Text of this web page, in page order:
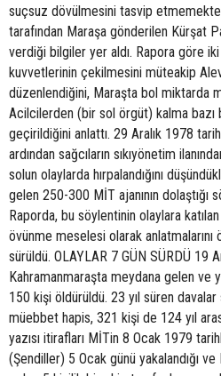
suçsuz dövülmesini tasvip
tarafından Maraşa gönderilen Kürşat
verdiği bilgiler yer aldı. Rapora göre
kuvvetlerinin çekilmesini müteakip
düzenlendiğini, Maraşta bol miktarda
Acilcilerden (bir sol örgüt) kalma bazı
geçirildiğini anlattı. 29 Aralık 1978
ardından sağcıların sıkıyönetim
solun olaylarda hırpalandığını
gelen 250-300 MİT ajanının dolaştığı
Raporda, bu söylentinin olaylara
övünme meselesi olarak anlatmalarını
sürüldü. OLAYLAR 7 GÜN SÜRDÜ 19
Kahramanmaraşta meydana gelen ve
150 kişi öldürüldü. 23 yıl süren
müebbet hapis, 321 kişi de 124 yıl
yazısı itirafları MİTin 8 Ocak 1979
(Şendiller) 5 Ocak günü yakalandığı